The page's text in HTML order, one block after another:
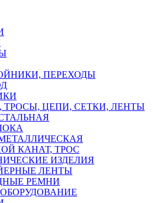
ПЕРЕХОДЫ
ТРОСЫ, ЦЕПИ, СЕТКИ, ЛЕНТЫ
КАНАТ, ТРОС
ИЗДЕЛИЯ
ЛЕНТЫ
РЕМНИ